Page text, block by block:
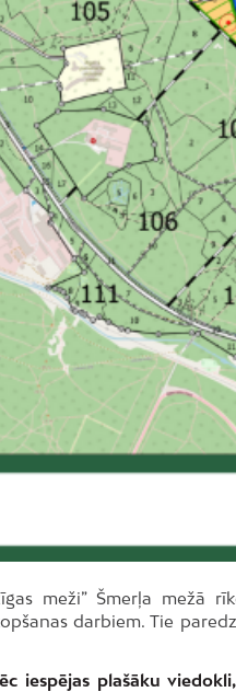
meži” Šmerļa mežā
darbiem. Tie
iespējas plašāku